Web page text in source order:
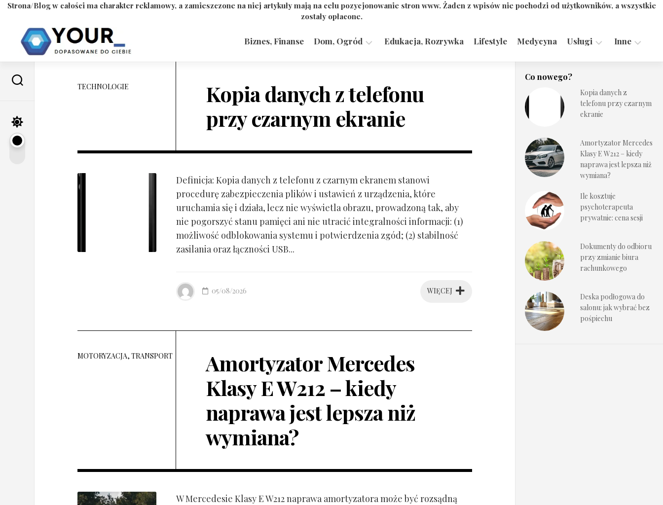
Strona/Blog w całości ma charakter reklamowy, a zamieszczone na niej artykuły mają na celu pozycjonowanie stron www. Żaden z wpisów nie pochodzi od użytkowników, a wszystkie
zostały opłacone.
content
Biznes, Finanse Dom, Ogród Edukacja, Rozrywka Lifestyle Medycyna Usługi
Technologie
Inne
TECHNOLOGIE
Kopia danych z telefonu
przy czarnym ekranie
Definicja: Kopia danych z telefonu z czarnym ekranem stanowi
procedurę zabezpieczenia plików i ustawień z urządzenia, które
uruchamia się i działa, lecz nie wyświetla obrazu, prowadzoną tak, aby
nie pogorszyć stanu pamięci ani nie utracić integralności informacji: (1)
możliwość odblokowania systemu i potwierdzenia zgód; (2) stabilność
zasilania oraz łączności USB...
WIĘCEJ
05/08/2026
MOTORYZACJA, TRANSPORT
Amortyzator Mercedes
Klasy E W212 – kiedy
naprawa jest lepsza niż
wymiana?
W Mercedesie Klasy E W212 naprawa amortyzatora może być rozsądną
Co nowego?
Kopia danych z
telefonu przy czarnym
ekranie
Amortyzator Mercedes
Klasy E W212 – kiedy
naprawa jest lepsza niż
wymiana?
Ile kosztuje
psychoterapeuta
prywatnie: cena sesji
Dokumenty do odbioru
przy zmianie biura
rachunkowego
Deska podłogowa do
salonu: jak wybrać bez
pośpiechu